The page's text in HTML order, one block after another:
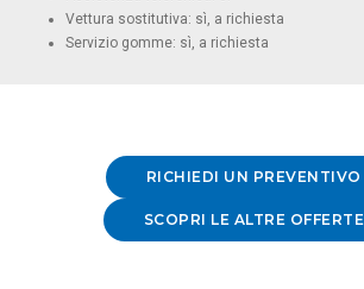
Vettura sostitutiva: sì, a richiesta
Servizio gomme: sì, a richiesta
RICHIEDI UN PREVENTIVO
SCOPRI LE ALTRE OFFERTE